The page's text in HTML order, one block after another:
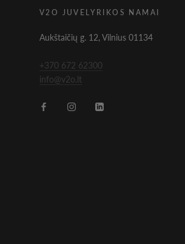
V2O JUVELYRIKOS NAMAI
Aukštaičių g. 12, Vilnius 01134
+370 672 62300
info@v2o.lt